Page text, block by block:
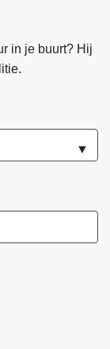
in je buurt? Hij
▼